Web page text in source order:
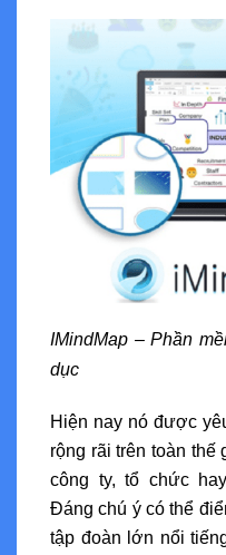
IMindMap – Phần
dục
Hiện nay nó được
rộng rãi trên toàn
công ty, tổ chức
Đáng chú ý có thể
tập đoàn lớn nổi